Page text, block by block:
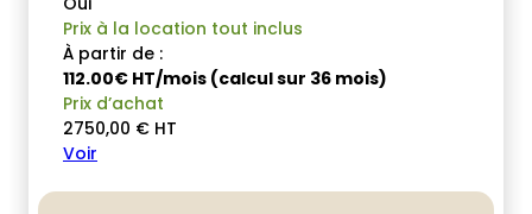
Prix à la location tout inclus
À partir de :
112.00€ HT/mois (calcul sur 36 mois)
Prix d’achat
2750,00 € HT
Voir